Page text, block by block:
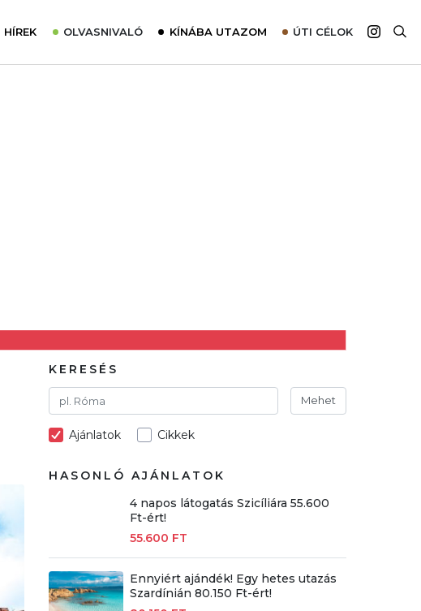
HÍREK OLVASNIVALÓ KÍNÁBA UTAZOM ÚTI CÉLOK
KERESÉS
Mehet
Ajánlatok Cikkek
HASONLÓ AJÁNLATOK
4 napos látogatás Szicíliára 55.600
Ft-ért!
55.600 FT
Ennyiért ajándék! Egy hetes utazás
Szardínián 80.150 Ft-ért!